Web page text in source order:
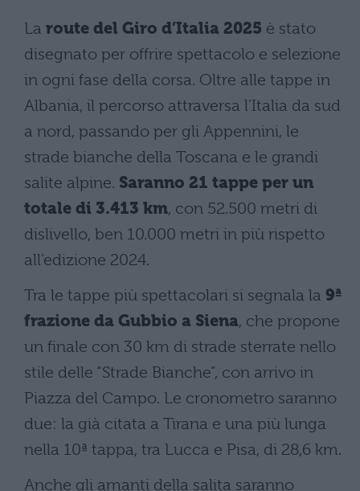
La route del Giro d’Italia 2025 è stato
disegnato per offrire spettacolo e selezione
in ogni fase della corsa. Oltre alle tappe in
Albania, il percorso attraversa l’Italia da sud
a nord, passando per gli Appennini, le
strade bianche della Toscana e le grandi
salite alpine. Saranno 21 tappe per un
totale di 3.413 km, con 52.500 metri di
dislivello, ben 10.000 metri in più rispetto
all’edizione 2024.
Tra le tappe più spettacolari si segnala la 9ª
frazione da Gubbio a Siena, che propone
un finale con 30 km di strade sterrate nello
stile delle “Strade Bianche”, con arrivo in
Piazza del Campo. Le cronometro saranno
due: la già citata a Tirana e una più lunga
nella 10ª tappa, tra Lucca e Pisa, di 28,6 km.
Anche gli amanti della salita saranno